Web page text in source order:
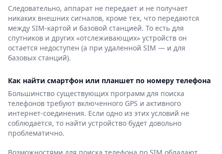
Следовательно, аппарат не передает и не получает
никаких внешних сигналов, кроме тех, что передаются
между SIM-картой и базовой станцией. То есть для
спутников и других «отслеживающих» устройств он
остается недоступен (а при удаленной SIM — и для
базовых станций).
Как найти смартфон или планшет по номеру телефона
Большинство существующих программ для поиска
телефонов требуют включенного GPS и активного
интернет-соединения. Если одно из этих условий не
соблюдается, то найти устройство будет довольно
проблематично.